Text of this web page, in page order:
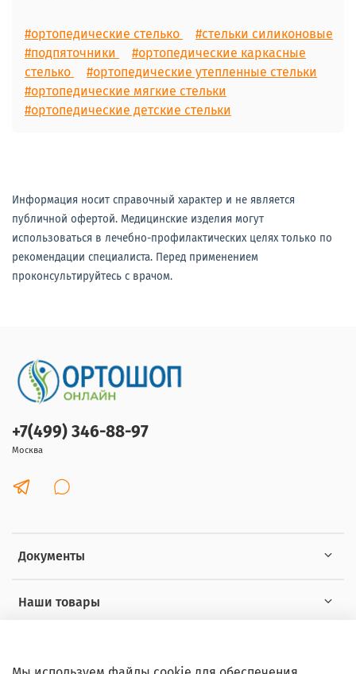
#ортопедические стелько
#стельки силиконовые
#подпяточники
#ортопедические каркасные
стелько
#ортопедические утепленные стельки
#ортопедические мягкие стельки
#ортопедические детские стельки
Информация носит справочный характер и не является
публичной офертой. Медицинские изделия могут
использоваться в лечебно-профилактических целях только по
рекомендации специалиста. Перед применением
проконсультируйтесь с врачом.
Документы
Наши товары
+7(499) 346-88-97
Москва